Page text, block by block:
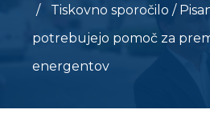
Tiskovno sporočilo /
potrebujejo pomoč za
energentov